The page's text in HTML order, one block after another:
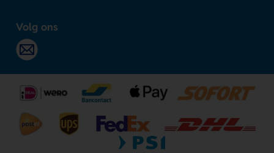
Volg ons